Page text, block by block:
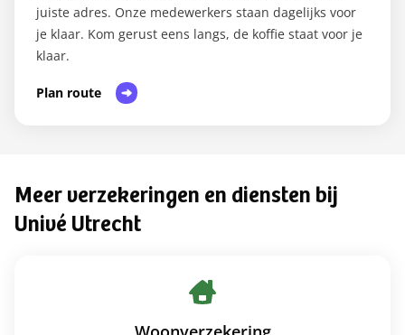
juiste adres. Onze medewerkers staan dagelijks voor
je klaar. Kom gerust eens langs, de koffie staat voor je
klaar.
Plan route
Meer verzekeringen en diensten bij
Univé Utrecht